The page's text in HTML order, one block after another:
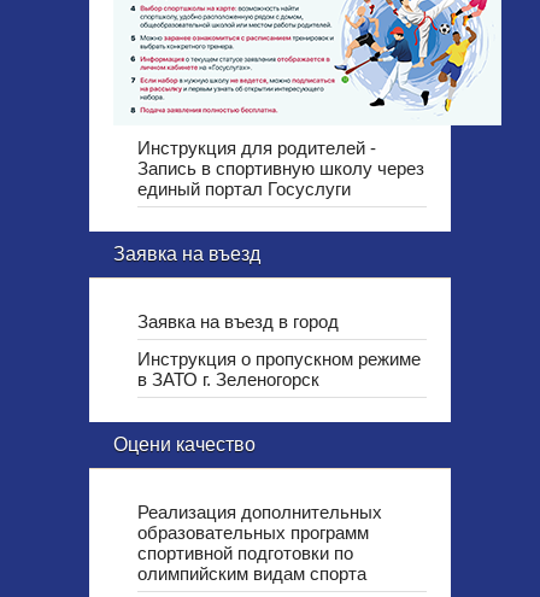
Инструкция для родителей -
Запись в спортивную школу через
единый портал Госуслуги
Заявка на въезд
Заявка на въезд в город
Инструкция о пропускном режиме
в ЗАТО г. Зеленогорск
Оцени качество
Реализация дополнительных
образовательных программ
спортивной подготовки по
олимпийским видам спорта